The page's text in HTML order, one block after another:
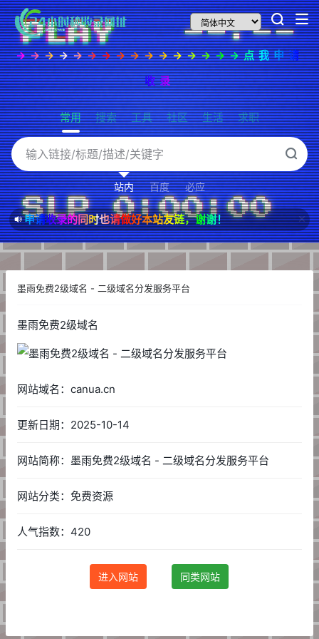
→→→→→→→→→→→→→→→→点我申请
收录
常用 搜索 工具 社区 生活 求职
站内 百度 必应
申请收录的同时也请做好本站友链，谢谢！
墨雨免费2级域名 - 二级域名分发服务平台
墨雨免费2级域名
网站域名：canua.cn
更新日期：2025-10-14
网站简称：墨雨免费2级域名 - 二级域名分发服务平台
网站分类：免费资源
人气指数：420
进入网站 同类网站